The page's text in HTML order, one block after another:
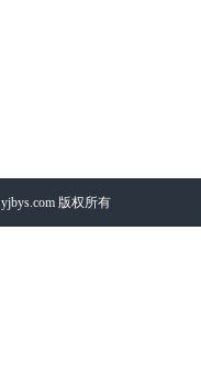
yjbys.com 版权所有